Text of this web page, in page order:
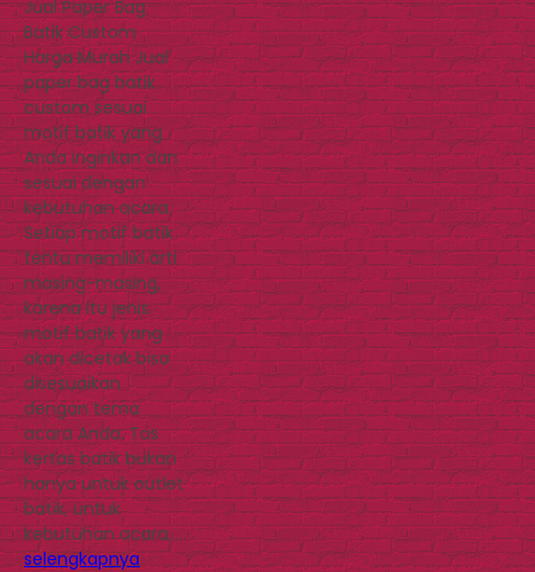
Jual Paper Bag
Batik Custom
Harga Murah Jual
paper bag batik
custom sesuai
motif batik yang
Anda inginkan dan
sesuai dengan
kebutuhan acara.
Setiap motif batik
tentu memiliki arti
masing-masing,
karena itu jenis
motif batik yang
akan dicetak bisa
disesuaikan
dengan tema
acara Anda. Tas
kertas batik bukan
hanya untuk outlet
batik, untuk
kebutuhan acara,…
selengkapnya